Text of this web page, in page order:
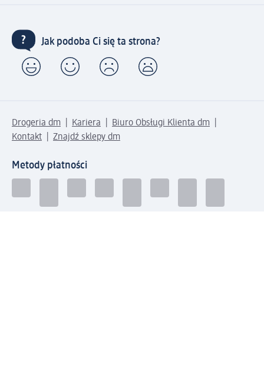
Jak podoba Ci się ta strona?
Drogeria dm Kariera
Biuro Obsługi Klienta dm
Kontakt
Znajdź sklepy dm
Metody płatności